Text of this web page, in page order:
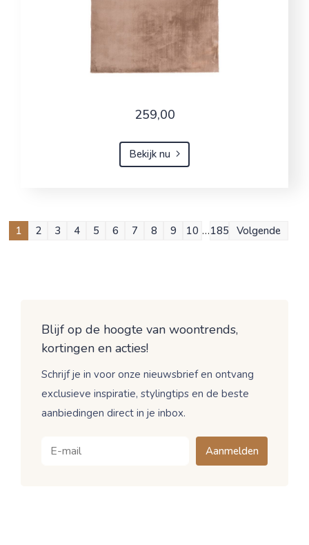
259,00
Bekijk nu
1 2 3 4 5 6 7 8 9 10 …185 Volgende
Blijf op de hoogte van woontrends,
kortingen en acties!
Schrijf je in voor onze nieuwsbrief en ontvang
exclusieve inspiratie, stylingtips en de beste
aanbiedingen direct in je inbox.
Aanmelden